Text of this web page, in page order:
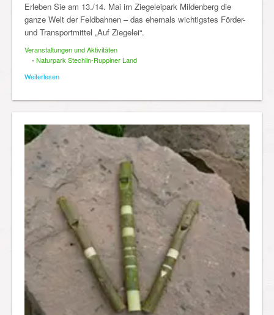
Erleben Sie am 13./14. Mai im Ziegeleipark Mildenberg die
ganze Welt der Feldbahnen – das ehemals wichtigstes Förder-
und Transportmittel „Auf Ziegelei“.
Veranstaltungen und Aktivitäten
• Naturpark Stechlin-Ruppiner Land
Weiterlesen